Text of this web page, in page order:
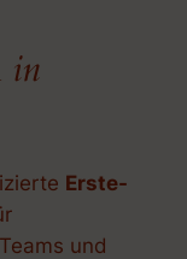
in
Erste-
und